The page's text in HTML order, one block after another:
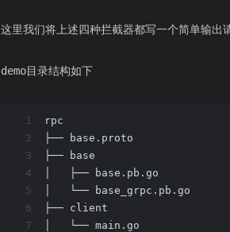
这里我们将上述四种拦截器都写一个简单输出
demo目录结构如下
1
2
3
4
5
6
7
rpc
├── base.proto
├── base
│   ├── base.pb.go
│   └── base_grpc.pb.go
├── client
│   └── main.go